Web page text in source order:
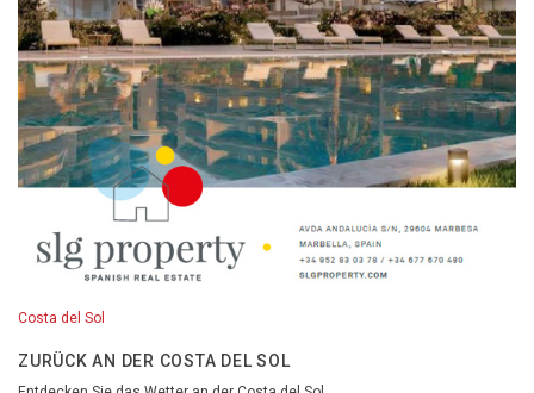
Costa del Sol
ZURÜCK AN DER COSTA DEL SOL